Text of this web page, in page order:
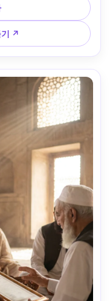
컬러 등급 --ar 4:5
기 ↗